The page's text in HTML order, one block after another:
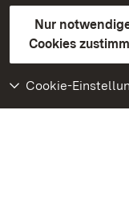
Nur
Cookies
Cookie-
Gebärdensprache
Erklärung zur
BITV-konform
Weiteres